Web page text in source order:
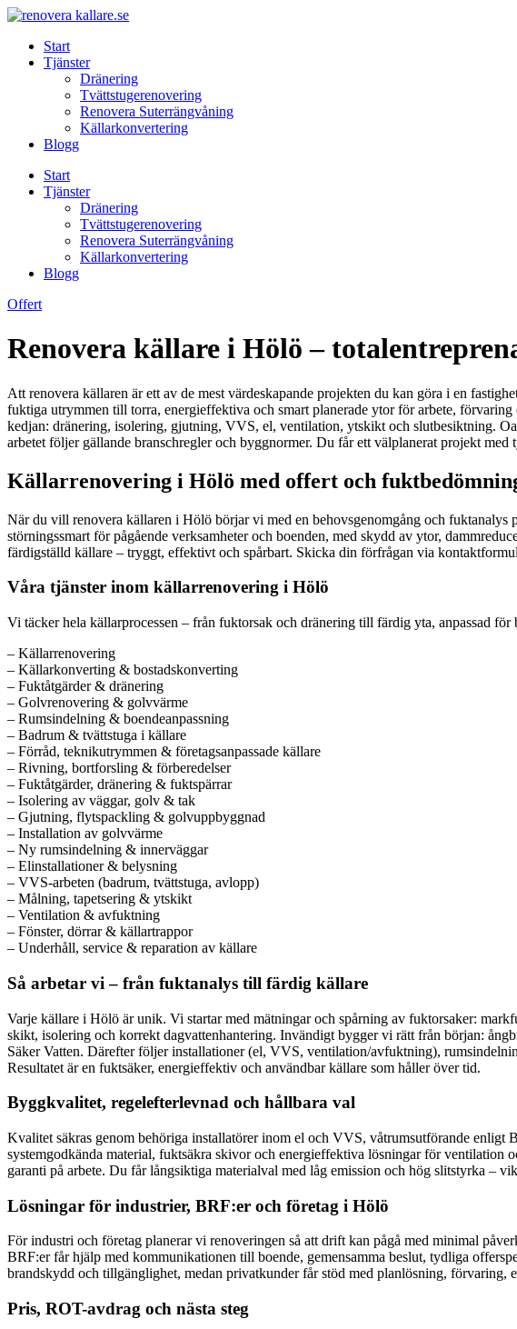
Skip
contentStart
Tjänster
Dränering
Tvättstugerenovering
Renovera Suterrängvåning
Källarkonvertering
Blogg
Start
Tjänster
Dränering
Tvättstugerenovering
Renovera Suterrängvåning
Källarkonvertering
Blogg
Offert
Renovera källare i Hölö –
Att renovera källaren är ett av de mest värdeskapande projekten du kan göra i en
fuktiga utrymmen till torra, energieffektiva och smart planerade ytor för arbete,
kedjan: dränering, isolering, gjutning, VVS, el, ventilation, ytskikt och slutbesiktning.
arbetet följer gällande branschregler och byggnormer. Du får ett välplanerat projekt
Källarrenovering i Hölö med offert och
När du vill renovera källaren i Hölö börjar vi med en behovsgenomgång och fuktanalys
störningssmart för pågående verksamheter och boenden, med skydd av ytor,
färdigställd källare – tryggt, effektivt och spårbart. Skicka din förfrågan via
Våra tjänster inom källarrenovering i Hölö
Vi täcker hela källarprocessen – från fuktorsak och dränering till färdig yta, anpassad
– Källarrenovering
– Källarkonverting & bostadskonverting
– Fuktåtgärder & dränering
– Golvrenovering & golvvärme
– Rumsindelning & boendeanpassning
– Badrum & tvättstuga i källare
– Förråd, teknikutrymmen & företagsanpassade källare
– Rivning, bortforsling & förberedelser
– Fuktåtgärder, dränering & fuktspärrar
– Isolering av väggar, golv & tak
– Gjutning, flytspackling & golvuppbyggnad
– Installation av golvvärme
– Ny rumsindelning & innerväggar
– Elinstallationer & belysning
– VVS-arbeten (badrum, tvättstuga, avlopp)
– Målning, tapetsering & ytskikt
– Ventilation & avfuktning
– Fönster, dörrar & källartrappor
– Underhåll, service & reparation av källare
Så arbetar vi – från fuktanalys till färdig källare
Varje källare i Hölö är unik. Vi startar med mätningar och spårning av fuktorsaker:
skikt, isolering och korrekt dagvattenhantering. Invändigt bygger vi rätt från början:
Säker Vatten. Därefter följer installationer (el, VVS, ventilation/avfuktning),
Resultatet är en fuktsäker, energieffektiv och användbar källare som håller över tid.
Byggkvalitet, regelefterlevnad och hållbara val
Kvalitet säkras genom behöriga installatörer inom el och VVS, våtrumsutförande
systemgodkända material, fuktsäkra skivor och energieffektiva lösningar för
garanti på arbete. Du får långsiktiga materialval med låg emission och hög slitstyrka –
Lösningar för industrier, BRF:er och företag i Hölö
För industri och företag planerar vi renoveringen så att drift kan pågå med minimal
BRF:er får hjälp med kommunikationen till boende, gemensamma beslut, tydliga
brandskydd och tillgänglighet, medan privatkunder får stöd med planlösning,
Pris, ROT-avdrag och nästa steg